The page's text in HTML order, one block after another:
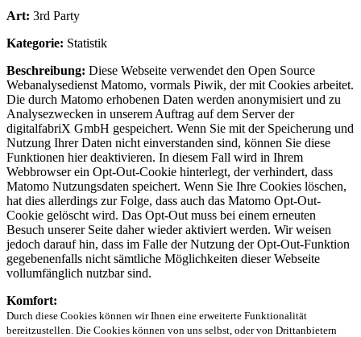
Art: 3rd Party
Kategorie: Statistik
Beschreibung: Diese Webseite verwendet den Open Source
Webanalysedienst Matomo, vormals Piwik, der mit Cookies arbeitet.
Die durch Matomo erhobenen Daten werden anonymisiert und zu
Analysezwecken in unserem Auftrag auf dem Server der
digitalfabriX GmbH gespeichert. Wenn Sie mit der Speicherung und
Nutzung Ihrer Daten nicht einverstanden sind, können Sie diese
Funktionen hier deaktivieren. In diesem Fall wird in Ihrem
Webbrowser ein Opt-Out-Cookie hinterlegt, der verhindert, dass
Matomo Nutzungsdaten speichert. Wenn Sie Ihre Cookies löschen,
hat dies allerdings zur Folge, dass auch das Matomo Opt-Out-
Cookie gelöscht wird. Das Opt-Out muss bei einem erneuten
Besuch unserer Seite daher wieder aktiviert werden. Wir weisen
jedoch darauf hin, dass im Falle der Nutzung der Opt-Out-Funktion
gegebenenfalls nicht sämtliche Möglichkeiten dieser Webseite
vollumfänglich nutzbar sind.
Komfort:
Durch diese Cookies können wir Ihnen eine erweiterte Funktionalität
bereitzustellen. Die Cookies können von uns selbst, oder von Drittanbietern